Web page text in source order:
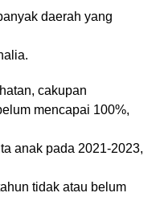
daerah yang
cakupan
mencapai 100%,
anak pada 2021-2023,
tidak atau belum